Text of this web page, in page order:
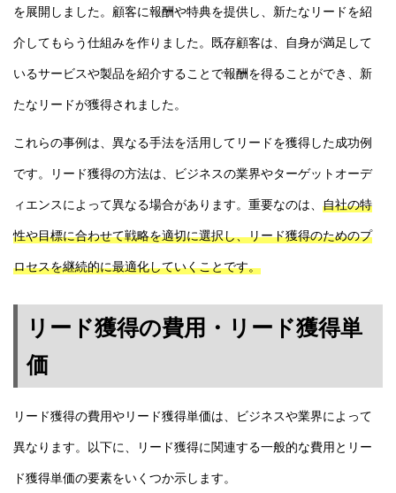
を展開しました。顧客に報酬や特典を提供し、新たなリードを紹
介してもらう仕組みを作りました。既存顧客は、自身が満足して
いるサービスや製品を紹介することで報酬を得ることができ、新
たなリードが獲得されました。
これらの事例は、異なる手法を活用してリードを獲得した成功例
です。リード獲得の方法は、ビジネスの業界やターゲットオーデ
ィエンスによって異なる場合があります。重要なのは、 自社の特
性や目標に合わせて戦略を適切に選択し、リード獲得のためのプ
ロセスを継続的に最適化していくことです。
リード獲得の費用・リード獲得単
価
リード獲得の費用やリード獲得単価は、ビジネスや業界によって
異なります。以下に、リード獲得に関連する一般的な費用とリー
ド獲得単価の要素をいくつか示します。